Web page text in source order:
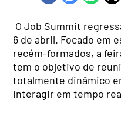
O Job Summit
6 de abril. Focado em
recém-formados, a
tem o objetivo de
totalmente dinâmico
interagir em tempo